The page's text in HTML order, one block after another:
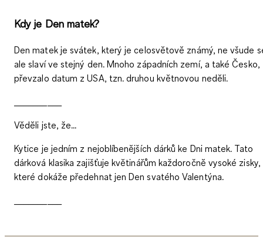
Kdy je Den matek?
Den matek je svátek, který je celosvětově známý, ne všude
ale slaví ve stejný den. Mnoho západních zemí, a také Česko,
převzalo datum z USA, tzn.druhou květnovou neděli.
Věděli jste, že...
Kytice je jedním z nejoblíbenějších dárků ke Dni matek. Tato
dárková klasika zajišťuje květinářům každoročně vysoké zisky,
které dokáže předehnat jen Den svatého Valentýna.